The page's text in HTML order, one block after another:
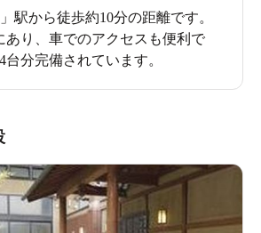
駅から徒歩約10分の距離です。
あり、車でのアクセスも便利で
分完備されています。